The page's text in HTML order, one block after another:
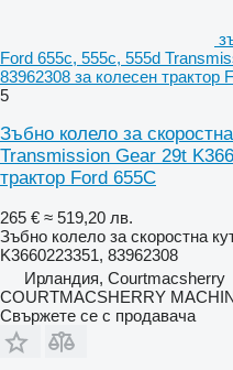
Ford 655c, 555c, 555d
83962308 за колесен трактор
5
Зъбно колело за
Transmission Gear 29t
трактор Ford 655C
265 € ≈ 519,20 лв.
Зъбно колело за скоростна
K3660223351, 83962308
Ирландия, Courtmacsherry
COURTMACSHERRY
Свържете се с продавача